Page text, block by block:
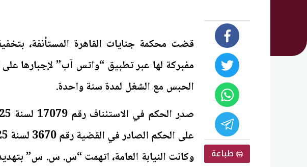
طباعة
قضت محكمة جنايات القاهرة المستأنفة،
الحبس مع الشغل لمدة سنة واحدة.
على الحكم الصادر في القضية رقم 3670 لسنة 2025 جنايات مصر القديمة.
وكانت النيابة العامة، اتهمت “س. س. س”